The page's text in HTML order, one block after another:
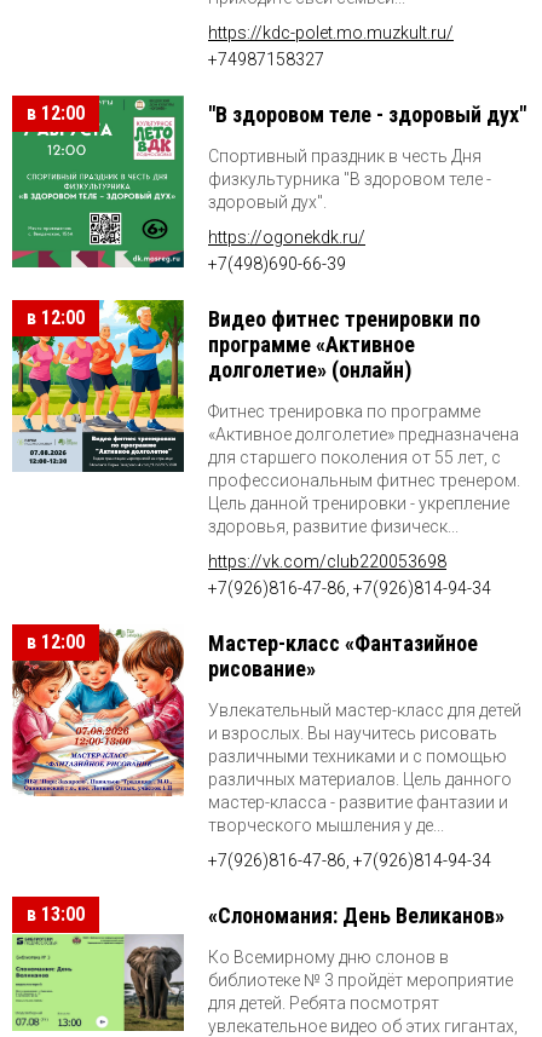
https://kdc-polet.mo.muzkult.ru/
+74987158327
в 12:00 "В здоровом теле - здоровый дух"
Спортивный праздник в честь Дня
физкультурника "В здоровом теле -
здоровый дух".
https://ogonekdk.ru/
+7(498)690-66-39
в 12:00
Видео фитнес тренировки по
программе «Активное
долголетие» (онлайн)
Фитнес тренировка по программе
«Активное долголетие» предназначена
для старшего поколения от 55 лет, с
профессиональным фитнес тренером.
Цель данной тренировки - укрепление
здоровья, развитие физическ...
https://vk.com/club220053698
+7(926)816-47-86, +7(926)814-94-34
в 12:00
Мастер-класс «Фантазийное
рисование»
Увлекательный мастер-класс для детей
и взрослых. Вы научитесь рисовать
различными техниками и с помощью
различных материалов. Цель данного
мастер-класса - развитие фантазии и
творческого мышления у де...
+7(926)816-47-86, +7(926)814-94-34
в 13:00 «Слономания: День Великанов»
Ко Всемирному дню слонов в
библиотеке № 3 пройдёт мероприятие
для детей. Ребята посмотрят
увлекательное видео об этих гигантах,